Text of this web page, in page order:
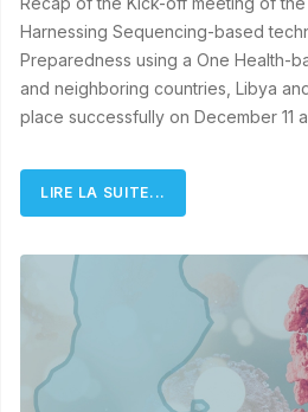
Harnessing Sequencing-based
Preparedness using a One Health-
and neighboring countries, Libya
place successfully on December 11
LIRE LA SUITE...